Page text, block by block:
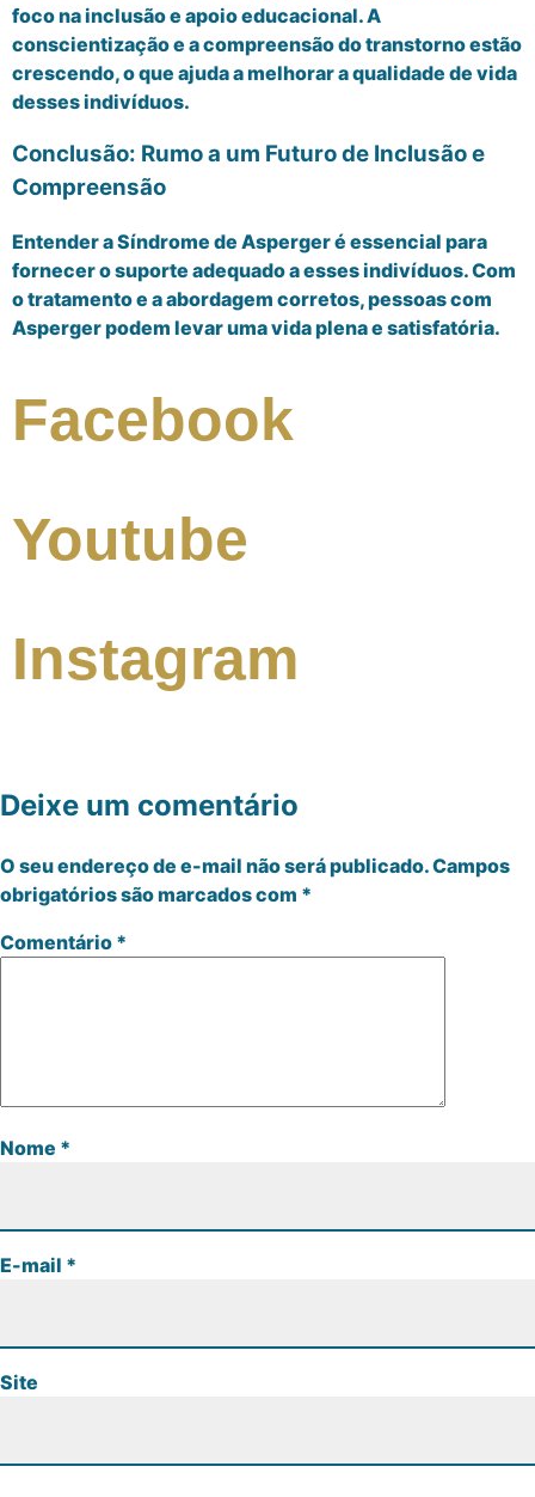
foco na inclusão e apoio educacional. A
conscientização e a compreensão do transtorno estão
crescendo, o que ajuda a melhorar a qualidade de vida
desses indivíduos.
Conclusão: Rumo a um Futuro de Inclusão e
Compreensão
Entender a Síndrome de Asperger é essencial para
fornecer o suporte adequado a esses indivíduos. Com
o tratamento e a abordagem corretos, pessoas com
Asperger podem levar uma vida plena e satisfatória.
Facebook
Youtube
Instagram
Deixe um comentário
O seu endereço de e-mail não será publicado.Campos
obrigatórios são marcados com *
Comentário *
Nome *
E-mail *
Site